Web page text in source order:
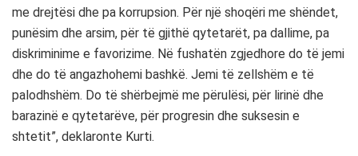
me drejtësi dhe pa korrupsion. Për një shoqëri me shëndet,
punësim dhe arsim, për të gjithë qytetarët, pa dallime, pa
diskriminime e favorizime. Në fushatën zgjedhore do të jemi
dhe do të angazhohemi bashkë. Jemi të zellshëm e të
palodhshëm. Do të shërbejmë me përulësi, për lirinë dhe
barazinë e qytetarëve, për progresin dhe suksesin e
shtetit”, deklaronte Kurti.